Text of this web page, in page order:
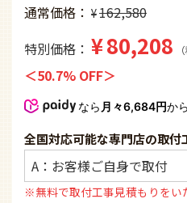
通常価格 ¥162,580
特別価格
¥80,208
50.7% OFF
なら 月々6,684円か
全国対応可能な専門店の取付
※無料で取付工事見積もりをい